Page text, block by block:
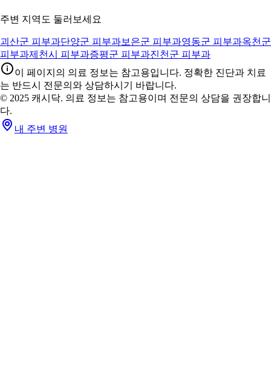
주변 지역도 둘러보세요
괴산군 피부과단양군 피부과보은군 피부과영동군 피부과옥천군
피부과제천시 피부과증평군 피부과진천군 피부과
이 페이지의 의료 정보는 참고용입니다. 정확한 진단과 치료
는 반드시 전문의와 상담하시기 바랍니다.
© 2025 캐시닥. 의료 정보는 참고용이며 전문의 상담을 권장합니
다.
내 주변 병원